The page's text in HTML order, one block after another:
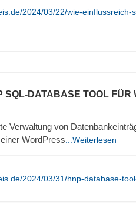
2024/03/22/wie-einflussreich-
SQL-DATABASE TOOL FÜR
Verwaltung von
WordPress ...Weiterlesen
2024/03/31/hnp-database-